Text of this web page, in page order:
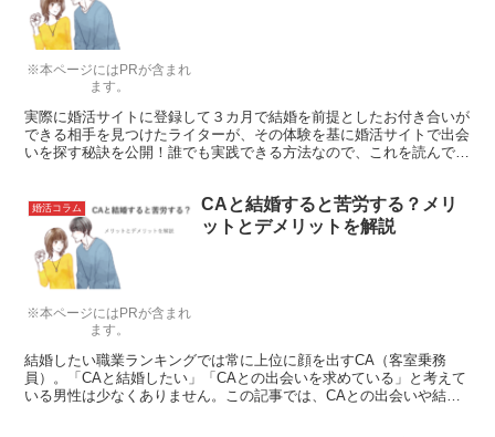
※本ページにはPRが含まれ
ます。
実際に婚活サイトに登録して３カ月で結婚を前提としたお付き合いが
できる相手を見つけたライターが、その体験を基に婚活サイトで出会
いを探す秘訣を公開！誰でも実践できる方法なので、これを読んであ
※本ページにはPRが含まれ
ます。
婚活コラム
CAと結婚すると苦労する？メリ
ットとデメリットを解説
結婚したい職業ランキングでは常に上位に顔を出すCA（客室乗務
員）。「CAと結婚したい」「CAとの出会いを求めている」と考えて
いる男性は少なくありません。この記事では、CAとの出会いや結婚